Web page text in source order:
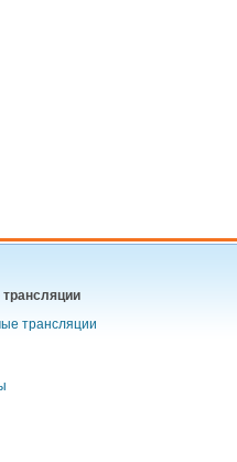
трансляции